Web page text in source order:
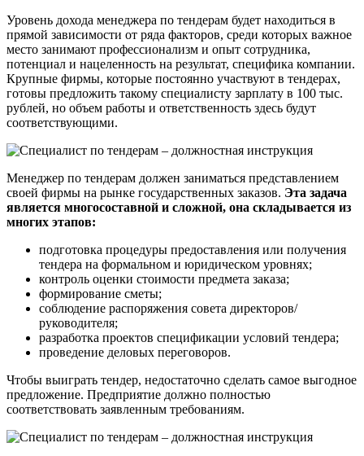
Уровень дохода менеджера по тендерам будет находиться в
прямой зависимости от ряда факторов, среди которых важное
место занимают профессионализм и опыт сотрудника,
потенциал и нацеленность на результат, специфика компании.
Крупные фирмы, которые постоянно участвуют в тендерах,
готовы предложить такому специалисту зарплату в 100 тыс.
рублей, но объем работы и ответственность здесь будут
соответствующими.
Менеджер по тендерам должен заниматься представлением
своей фирмы на рынке государственных заказов. Эта задача
является многосоставной и сложной, она складывается из
многих этапов:
подготовка процедуры предоставления или получения
тендера на формальном и юридическом уровнях;
контроль оценки стоимости предмета заказа;
формирование сметы;
соблюдение распоряжения совета директоров/
руководителя;
разработка проектов спецификации условий тендера;
проведение деловых переговоров.
Чтобы выиграть тендер, недостаточно сделать самое выгодное
предложение. Предприятие должно полностью
соответствовать заявленным требованиям.